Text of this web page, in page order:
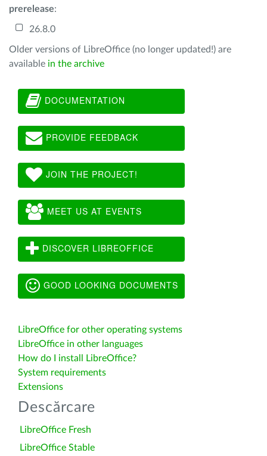
prerelease:
26.8.0
Older versions of LibreOffice (no longer updated!) are
available in the archive
DOCUMENTATION
PROVIDE FEEDBACK
JOIN THE PROJECT!
MEET US AT EVENTS
DISCOVER LIBREOFFICE
GOOD LOOKING DOCUMENTS
LibreOffice for other operating systems
LibreOffice in other languages
How do I install LibreOffice?
System requirements
Extensions
Descărcare
LibreOffice Fresh
LibreOffice Stable